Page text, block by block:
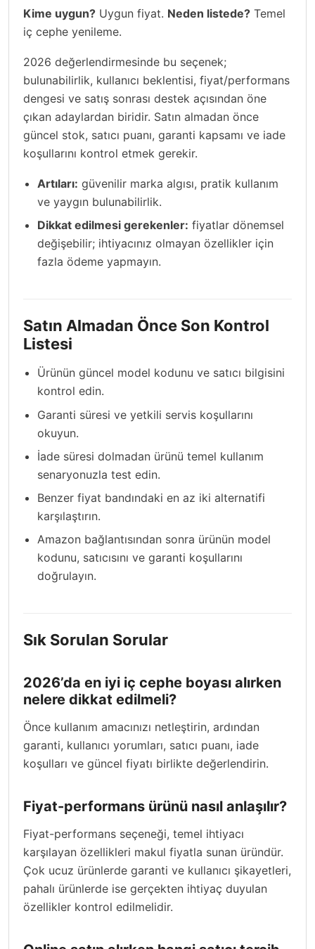
Kime uygun? Uygun fiyat. Neden listede? Temel
iç cephe yenileme.
2026 değerlendirmesinde bu seçenek;
bulunabilirlik, kullanıcı beklentisi, fiyat/performans
dengesi ve satış sonrası destek açısından öne
çıkan adaylardan biridir. Satın almadan önce
güncel stok, satıcı puanı, garanti kapsamı ve iade
koşullarını kontrol etmek gerekir.
Artıları: güvenilir marka algısı, pratik kullanım
ve yaygın bulunabilirlik.
Dikkat edilmesi gerekenler: fiyatlar dönemsel
değişebilir; ihtiyacınız olmayan özellikler için
fazla ödeme yapmayın.
Satın Almadan Önce Son Kontrol
Listesi
Ürünün güncel model kodunu ve satıcı bilgisini
kontrol edin.
Garanti süresi ve yetkili servis koşullarını
okuyun.
İade süresi dolmadan ürünü temel kullanım
senaryonuzla test edin.
Benzer fiyat bandındaki en az iki alternatifi
karşılaştırın.
Amazon bağlantısından sonra ürünün model
kodunu, satıcısını ve garanti koşullarını
doğrulayın.
Sık Sorulan Sorular
2026’da en iyi iç cephe boyası alırken
nelere dikkat edilmeli?
Önce kullanım amacınızı netleştirin, ardından
garanti, kullanıcı yorumları, satıcı puanı, iade
koşulları ve güncel fiyatı birlikte değerlendirin.
Fiyat-performans ürünü nasıl anlaşılır?
Fiyat-performans seçeneği, temel ihtiyacı
karşılayan özellikleri makul fiyatla sunan üründür.
Çok ucuz ürünlerde garanti ve kullanıcı şikayetleri,
pahalı ürünlerde ise gerçekten ihtiyaç duyulan
özellikler kontrol edilmelidir.